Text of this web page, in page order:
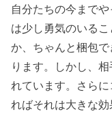
自分たちの今まで
は少し勇気のいる
か、ちゃんと梱包
ります。しかし、
れています。さら
ればそれは大きな効